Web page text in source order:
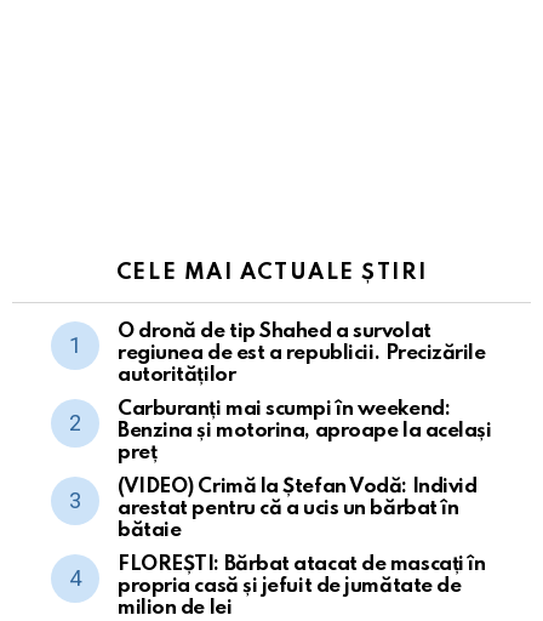
CELE MAI ACTUALE ȘTIRI
O dronă de tip Shahed a survolat
regiunea de est a republicii. Precizările
autorităților
Carburanți mai scumpi în weekend:
Benzina și motorina, aproape la același
preț
(VIDEO) Crimă la Ștefan Vodă: Individ
arestat pentru că a ucis un bărbat în
bătaie
FLOREȘTI: Bărbat atacat de mascați în
propria casă și jefuit de jumătate de
milion de lei